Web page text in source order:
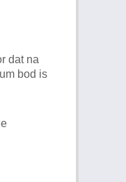
dat na
bod is